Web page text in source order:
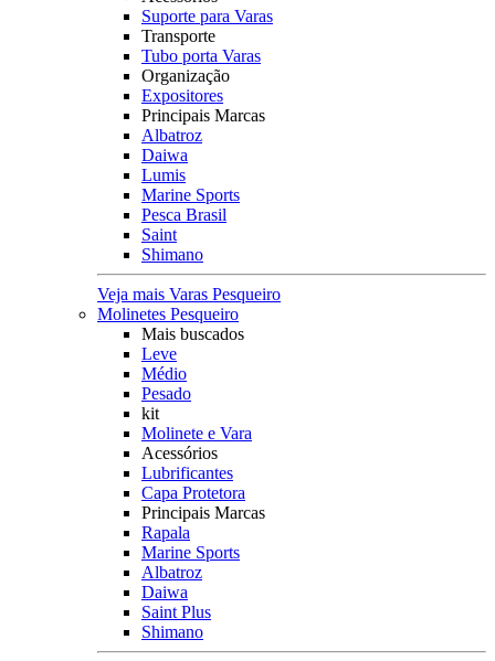
Suporte para Varas
Transporte
Tubo porta Varas
Organização
Expositores
Principais Marcas
Albatroz
Daiwa
Lumis
Marine Sports
Pesca Brasil
Saint
Shimano
Veja mais Varas Pesqueiro
Molinetes Pesqueiro
Mais buscados
Leve
Médio
Pesado
kit
Molinete e Vara
Acessórios
Lubrificantes
Capa Protetora
Principais Marcas
Rapala
Marine Sports
Albatroz
Daiwa
Saint Plus
Shimano